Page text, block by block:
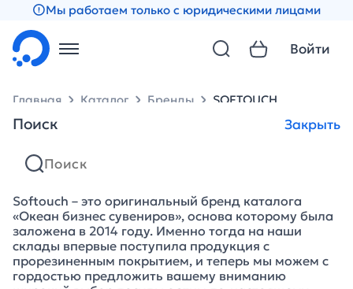
Мы работаем только с юридическими лицами
Поиск Закрыть
Войти
Главная Каталог Бренды SOFTOUCH
SOFTOUCH
Softouch – это оригинальный бренд каталога
«Океан бизнес сувениров», основа которому была
заложена в 2014 году. Именно тогда на наши
склады впервые поступила продукция с
прорезиненным покрытием, и теперь мы можем с
гордостью предложить вашему вниманию